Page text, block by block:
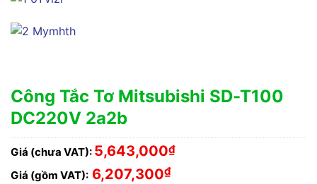
Công Tắc Tơ Mitsubishi SD-T100
DC220V 2a2b
Giá (chưa VAT): 5,643,000₫
Giá (gồm VAT): 6,207,300₫